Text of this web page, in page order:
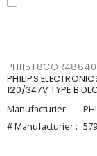
PHILIPS
120/347V TYPE B
Manufacturier :
# Manufacturier :